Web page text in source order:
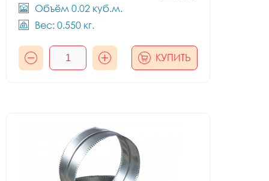
Объём 0.02 куб.м.
Вес: 0.550 кг.
КУПИТЬ